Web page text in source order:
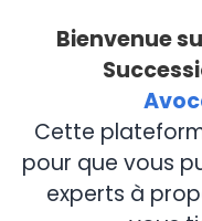
Bienvenue
Cette
pour que vous
experts à